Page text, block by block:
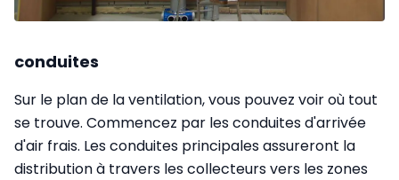
conduites
Sur le plan de la ventilation, vous pouvez voir où tout
se trouve. Commencez par les conduites d'arrivée
d'air frais. Les conduites principales assureront la
distribution à travers les collecteurs vers les zones